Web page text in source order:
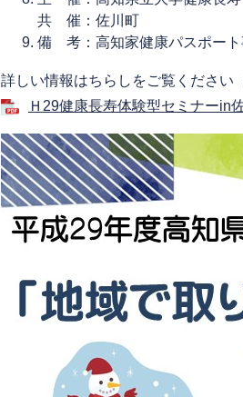
共 催：佐川町
備 考：高知家健康パスポート
詳しい情報はちらしをご覧ください
Ｈ29健康長寿体験型セミナーin